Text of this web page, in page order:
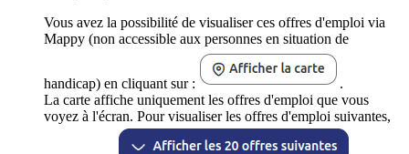
Vous avez la possibilité de visualiser ces offres d'emploi via
Mappy (non accessible aux personnes en situation de
handicap) en cliquant sur :
.
La carte affiche uniquement les offres d'emploi que vous
voyez à l'écran. Pour visualiser les offres d'emploi suivantes,